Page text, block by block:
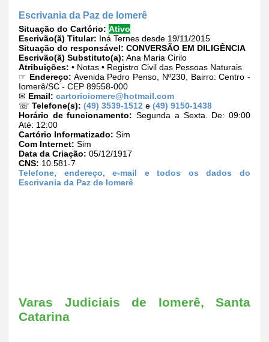
Escrivania da Paz de Iomerê
Situação do Cartório: Ativo
Escrivão(ã) Titular: Iná Ternes desde 19/11/2015
Situação do responsável: CONVERSÃO EM DILIGÊNCIA
Escrivão(ã) Substituto(a): Ana Maria Cirilo
Atribuições: • Notas • Registro Civil das Pessoas Naturais
☞ Endereço: Avenida Pedro Penso, Nº230, Bairro: Centro -
Iomerê/SC - CEP 89558-000
✉ Email: cartorioiomere@hotmail.com
☏ Telefone(s): (49) 3539-1512 e (49) 9150-1438
Horário de funcionamento: Segunda a Sexta. De: 09:00
Até: 12:00
Cartório Informatizado: Sim
Com Internet: Sim
Data da Criação: 05/12/1917
CNS: 10.581-7
Telefone, endereço, e-mail e todos os dados do
Escrivania da Paz de Iomerê
Varas Judiciais de Iomerê, Santa
Catarina